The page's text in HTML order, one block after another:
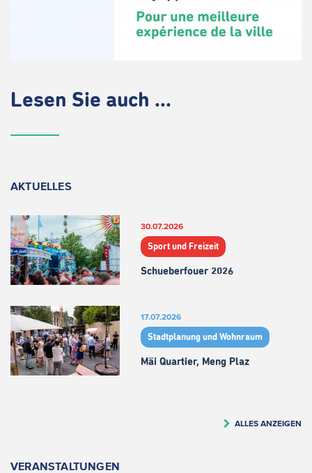
Lesen Sie auch ...
AKTUELLES
30.07.2026
Sport und Freizeit
Schueberfouer 2026
17.07.2026
Stadtplanung und Wohnraum
Mäi Quartier, Meng Plaz
ALLES ANZEIGEN
VERANSTALTUNGEN